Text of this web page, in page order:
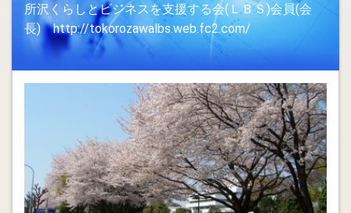
所沢くらしとビジネスを支援する会(ＬＢＳ)会員(会
長) http://tokorozawalbs.web.fc2.com/